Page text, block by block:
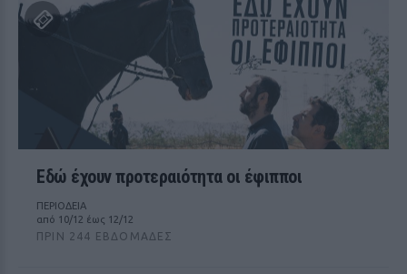
Εδώ έχουν προτεραιότητα οι έφιπποι
ΠΕΡΙΟΔΕΙΑ
από 10/12 έως 12/12
ΠΡΙΝ 244 ΕΒΔΟΜΆΔΕΣ